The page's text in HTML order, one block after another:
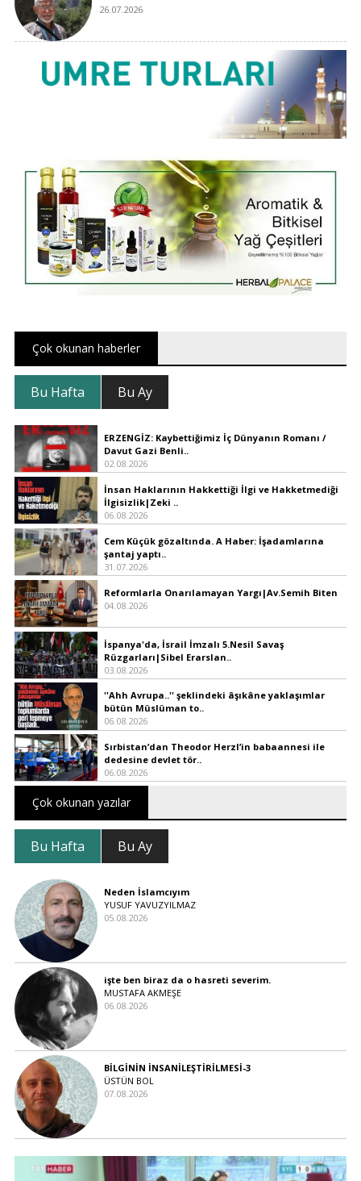
26.07.2026
Çok okunan haberler
Bu Hafta Bu Ay
ERZENGİZ: Kaybettiğimiz İç Dünyanın Romanı /
Davut Gazi Benli..
02.08.2026
İnsan Haklarının Hakkettiği İlgi ve Hakketmediği
İlgisizlik|Zeki ..
06.08.2026
Cem Küçük gözaltında. A Haber: İşadamlarına
şantaj yaptı..
31.07.2026
Reformlarla Onarılamayan Yargı|Av.Semih Biten
04.08.2026
İspanya'da, İsrail İmzalı 5.Nesil Savaş
Rüzgarları|Sibel Erarslan..
03.08.2026
''Ahh Avrupa..'' şeklindeki âşıkâne yaklaşımlar
bütün Müslüman to..
06.08.2026
Sırbistan’dan Theodor Herzl’in babaannesi ile
dedesine devlet tör..
06.08.2026
Çok okunan yazılar
Bu Hafta Bu Ay
Neden İslamcıyım
YUSUF YAVUZYILMAZ
05.08.2026
işte ben biraz da o hasreti severim.
MUSTAFA AKMEŞE
06.08.2026
BİLGİNİN İNSANİLEŞTİRİLMESİ-3
ÜSTÜN BOL
07.08.2026